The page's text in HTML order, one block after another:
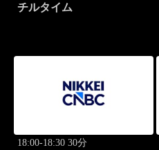
チルタイム
18:00-18:30 30分